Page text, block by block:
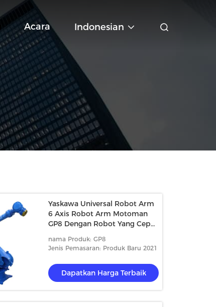
Acara Indonesian
Yaskawa Universal Robot Arm
6 Axis Robot Arm Motoman
GP8 Dengan Robot Yang Cepat
Penumpukan
nama Produk: GP8
Jenis Pemasaran: Produk Baru 2021
Dapatkan Harga Terbaik